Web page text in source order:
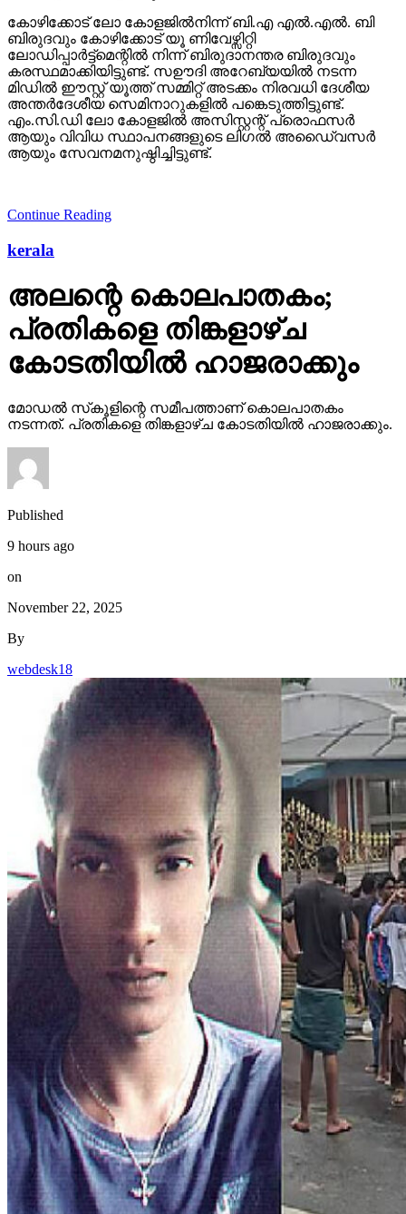
കോഴിക്കോട് ലോ കോളജില്‍നിന്ന് ബി.എ എല്‍.എല്‍. ബി
ബിരുദവും കോഴിക്കോട് യൂ ണിവേഴ്സിറ്റി
ലോഡിപ്പാര്‍ട്ട്‌മെന്റില്‍ നിന്ന് ബിരുദാനന്തര ബിരുദവും
കരസ്ഥമാക്കിയിട്ടുണ്ട്. സഊദി അറേബ്യയില്‍ നടന്ന
മിഡില്‍ ഈസ്റ്റ് യൂത്ത് സമ്മിറ്റ് അടക്കം നിരവധി ദേശീയ
അന്തര്‍ദേശീയ സെമിനാറുകളില്‍ പങ്കെടുത്തിട്ടുണ്ട്.
എം.സി.ഡി ലോ കോളജില്‍ അസിസ്റ്റന്റ് പ്രൊഫസര്‍
ആയും വിവിധ സ്ഥാപനങ്ങളുടെ ലിഗല്‍ അഡൈ്വസര്‍
ആയും സേവനമനുഷ്ഠിച്ചിട്ടുണ്ട്.
Continue Reading
kerala
അലന്റെ കൊലപാതകം;
പ്രതികളെ തിങ്കളാഴ്ച
കോടതിയില്‍ ഹാജരാക്കും
മോഡല്‍ സ്‌കൂളിന്റെ സമീപത്താണ് കൊലപാതകം
നടന്നത്. പ്രതികളെ തിങ്കളാഴ്ച കോടതിയില്‍ ഹാജരാക്കും.
Published
9 hours ago
on
November 22, 2025
By
webdesk18